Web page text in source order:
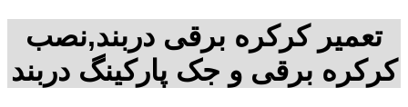
تعمیر کرکره برقی دربند,نصب
کرکره برقی و جک پارکینگ دربند